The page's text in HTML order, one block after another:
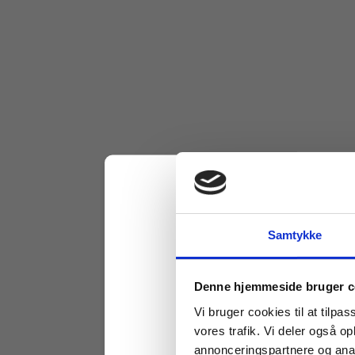
Samtykke
Denne hjemmeside bruger
Vi bruger cookies til at
vores trafik. Vi deler også
annonceringspartnere og
Køb læremidler og find